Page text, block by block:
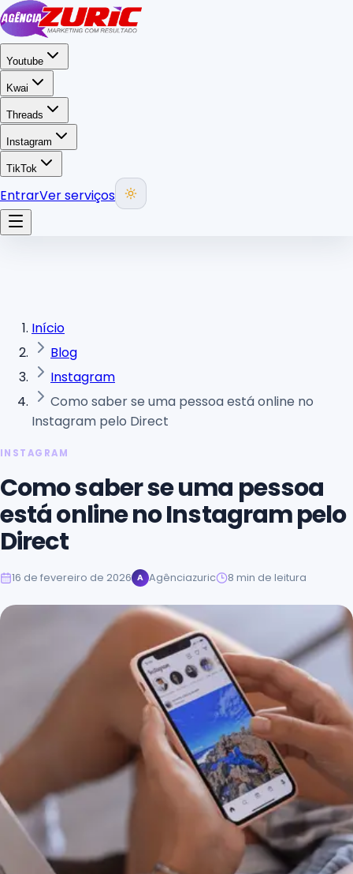
Youtube
Kwai
Threads
Instagram
TikTok
EntrarVer serviços
Início
Blog
Instagram
Como saber se uma pessoa está online no
Instagram pelo Direct
INSTAGRAM
Como saber se uma pessoa
está online no Instagram pelo
Direct
16 de fevereiro de 2026 A Agênciazuric 8 min de leitura